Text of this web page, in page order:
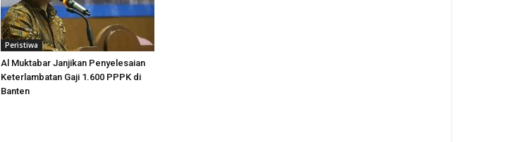
Peristiwa
Al Muktabar Janjikan Penyelesaian
Keterlambatan Gaji 1.600 PPPK di
Banten